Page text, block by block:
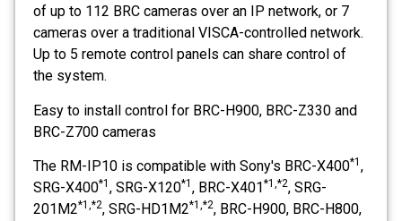
of up to 112 BRC cameras over an IP network, or 7
cameras over a traditional VISCA-controlled network.
Up to 5 remote control panels can share control of
the system.
Easy to install control for BRC-H900, BRC-Z330 and
BRC-Z700 cameras
The RM-IP10 is compatible with Sony's BRC-X400*1 ,
SRG-X400*1 , SRG-X120*1 , BRC-X401 *1,*2, SRG-
201M2*1,*2, SRG-HD1M2*1,*2, BRC-H900, BRC-H800,